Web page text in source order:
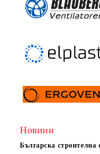
Новини
Българска строителна